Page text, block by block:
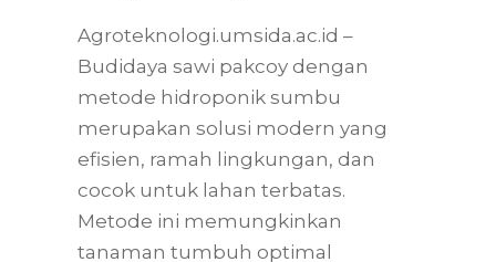
Agroteknologi.umsida.ac.id –
Budidaya sawi pakcoy dengan
metode hidroponik sumbu
merupakan solusi modern yang
efisien, ramah lingkungan, dan
cocok untuk lahan terbatas.
Metode ini memungkinkan
tanaman tumbuh optimal